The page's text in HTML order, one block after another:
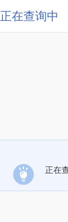
正在查询中
正在